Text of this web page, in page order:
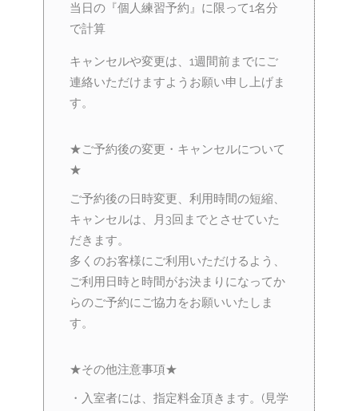
当日の『個人練習予約』に限って1名分
で計算
キャンセルや変更は、1週間前までにご
連絡いただけますようお願い申し上げま
す。
★ご予約後の変更・キャンセルについて
★
ご予約後の日時変更、利用時間の短縮、
キャンセルは、月3回までとさせていた
だきます。
多くのお客様にご利用いただけるよう、
ご利用日時と時間がお決まりになってか
らのご予約にご協力をお願いいたしま
す。
★その他注意事項★
・入室者には、指定料金頂きます。(見学